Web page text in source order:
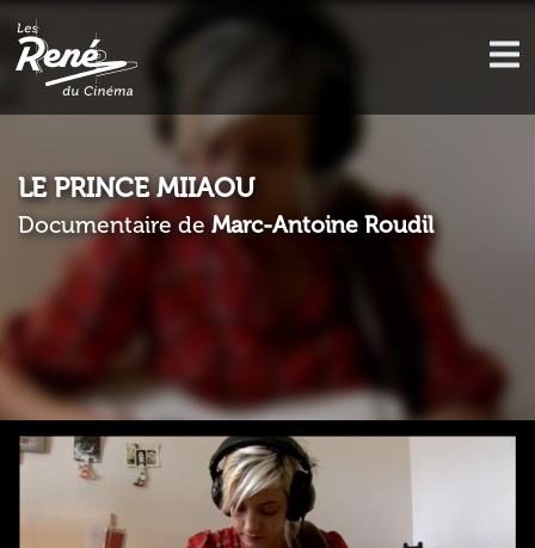
LE PRINCE MIIAOU
Documentaire de Marc-Antoine Roudil